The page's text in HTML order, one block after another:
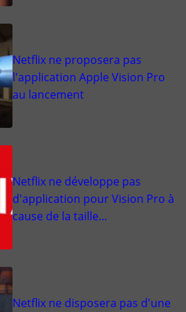
Netflix ne proposera pas
l'application Apple Vision Pro
au lancement
Netflix ne développe pas
d'application pour Vision Pro à
cause de la taille…
Netflix ne disposera pas d'une